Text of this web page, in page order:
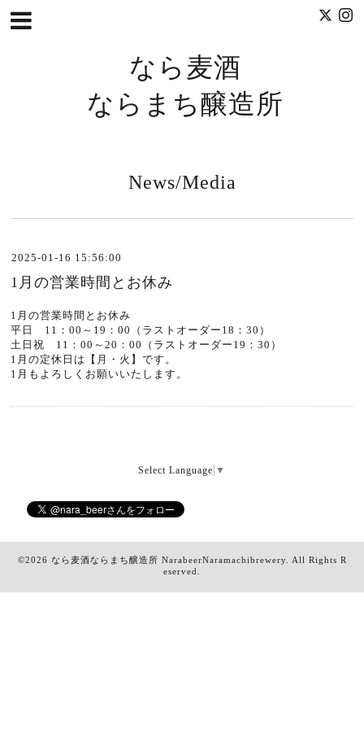
なら麦酒
ならまち醸造所
News/Media
2025-01-16 15:56:00
1月の営業時間とお休み
1月の営業時間とお休み
平日 11：00～19：00（ラストオーダー18：30）
土日祝 11：00～20：00（ラストオーダー19：30）
1月の定休日は【月・火】です。
1月もよろしくお願いいたします。
Select Language ▼
©2026 なら麦酒ならまち醸造所 NarabeerNaramachibrewery. All Rights R
eserved.